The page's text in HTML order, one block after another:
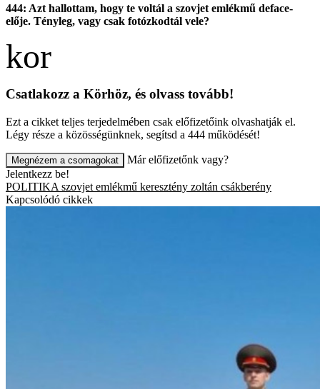
444: Azt hallottam, hogy te voltál a szovjet emlékmű deface-
elője. Tényleg, vagy csak fotózkodtál vele?
Csatlakozz a Körhöz, és olvass tovább!
Ezt a cikket teljes terjedelmében csak előfizetőink olvashatják el.
Légy része a közösségünknek, segítsd a 444 működését!
Megnézem a csomagokat
Már előfizetőnk vagy?
Jelentkezz be!
POLITIKA szovjet emlékmű keresztény zoltán csákberény
Kapcsolódó cikkek